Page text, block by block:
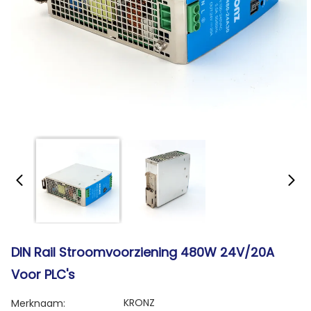
DIN Rail Stroomvoorziening 480W 24V/20A
Voor PLC's
Merknaam:
KRONZ